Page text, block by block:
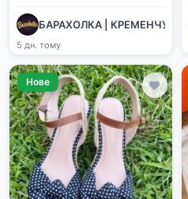
БАРАХОЛКА | КРЕМЕНЧУК
5 дн. тому
Нове